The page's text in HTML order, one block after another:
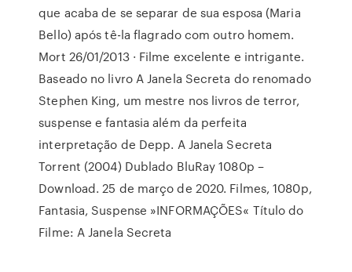
que acaba de se separar de sua esposa (Maria
Bello) após tê-la flagrado com outro homem.
Mort 26/01/2013 · Filme excelente e intrigante.
Baseado no livro A Janela Secreta do renomado
Stephen King, um mestre nos livros de terror,
suspense e fantasia além da perfeita
interpretação de Depp. A Janela Secreta
Torrent (2004) Dublado BluRay 1080p –
Download. 25 de março de 2020. Filmes, 1080p,
Fantasia, Suspense »INFORMAÇÕES« Título do
Filme: A Janela Secreta